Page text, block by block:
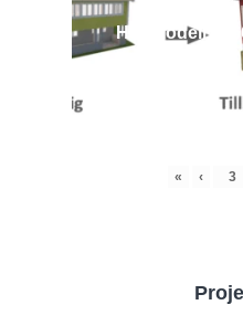
Husmodell
« ‹